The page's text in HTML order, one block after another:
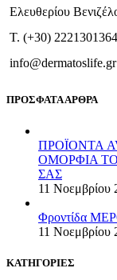
Ελευθερίου
T. (+30)
info@dermatoslife.gr
ΠΡΟΣΦΑΤΑ ΑΡΘΡΑ
ΠΡΟΪΟΝΤΑ
ΟΜΟΡΦΙΑ
ΣΑΣ
11 Νοεμβρίου
Φροντίδα
11 Νοεμβρίου
ΚΑΤΗΓΟΡΙΕΣ